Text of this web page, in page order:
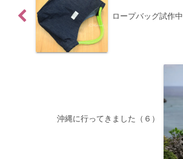
ロープバッグ試作中
沖縄に行ってきました（６）